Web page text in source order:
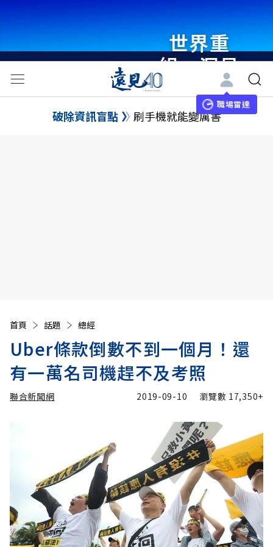
世界重
組・洞見
未來 與
世界領袖
職場雷達
破除資訊盲點 刷手機就能變厲害
首頁 話題 總經
Uber條款倒數不到一個月！還
有一萬名司機趕不及考照
聯合新聞網 2019-09-10 瀏覽數 17,350+